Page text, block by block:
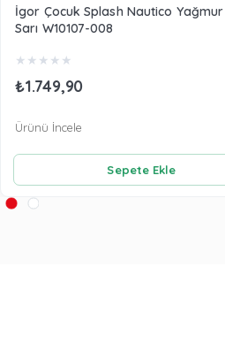
İgor Çocuk Splash Nautico
Sarı W10107-008
★ ★ ★ ★ ★
₺1.749,90
Sepete Ekle
Ürünü İncele